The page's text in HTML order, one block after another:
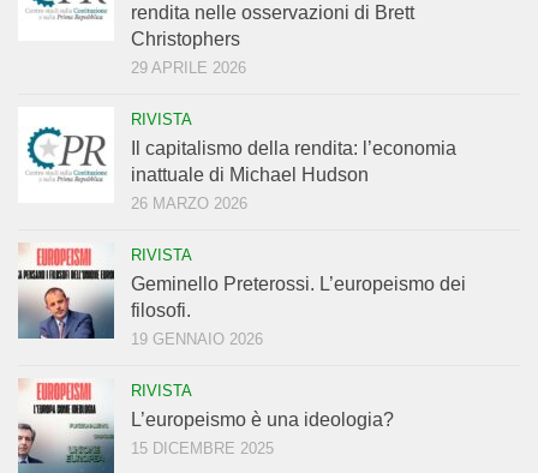
rendita nelle osservazioni di Brett
Christophers
29 APRILE 2026
RIVISTA
Il capitalismo della rendita: l’economia
inattuale di Michael Hudson
26 MARZO 2026
RIVISTA
Geminello Preterossi. L’europeismo dei
filosofi.
19 GENNAIO 2026
RIVISTA
L’europeismo è una ideologia?
15 DICEMBRE 2025